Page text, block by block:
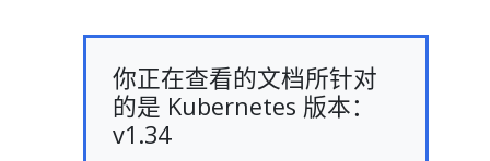
你正在查看的文档所针对
的是 Kubernetes 版本：
v1.34